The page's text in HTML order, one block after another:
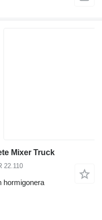
Mixer Truck
22.110
hormigonera